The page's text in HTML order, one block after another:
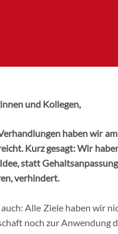
und Kollegen,
haben wir
Kurz gesagt: Wir
statt
verhindert.
Alle Ziele haben wir
noch zur